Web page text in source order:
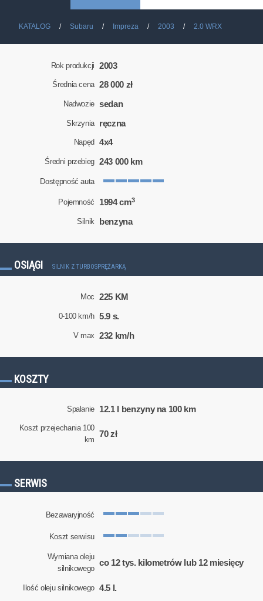
KATALOG Subaru Impreza 2003 2.0 WRX
Rok produkcji 2003
Średnia cena 28 000 zł
Nadwozie sedan
Skrzynia ręczna
Napęd 4x4
Średni przebieg 243 000 km
Dostępność auta
Pojemność 1994 cm3
Silnik benzyna
OSIĄGI SILNIK Z TURBOSPRĘŻARKĄ
Moc 225 KM
0-100 km/h 5.9 s.
V max 232 km/h
KOSZTY
Spalanie 12.1 l benzyny na 100 km
Koszt przejechania 100
km
70 zł
SERWIS
Bezawaryjność
Koszt serwisu
Wymiana oleju
silnikowego
co 12 tys. kilometrów lub 12 miesięcy
Ilość oleju silnikowego 4.5 l.